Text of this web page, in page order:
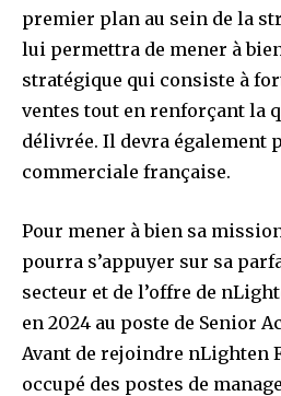
premier plan au sein de la
lui permettra de mener à
stratégique qui consiste à
ventes tout en renforçant la
délivrée. Il devra également
commerciale française.
Pour mener à bien sa
pourra s’appuyer sur sa
secteur et de l’offre de
en 2024 au poste de Senior
Avant de rejoindre nLighten
occupé des postes de